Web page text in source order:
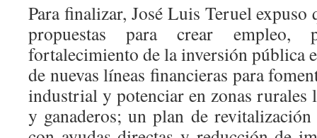
Para finalizar, José Luis Teruel expuso
propuestas para crear empleo,
fortalecimiento de la inversión pública
de nuevas líneas financieras para
industrial y potenciar en zonas rurales
y ganaderos; un plan de